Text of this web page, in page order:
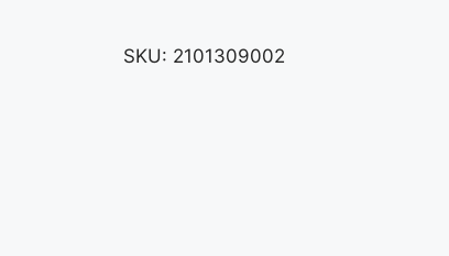
SKU: 2101309002